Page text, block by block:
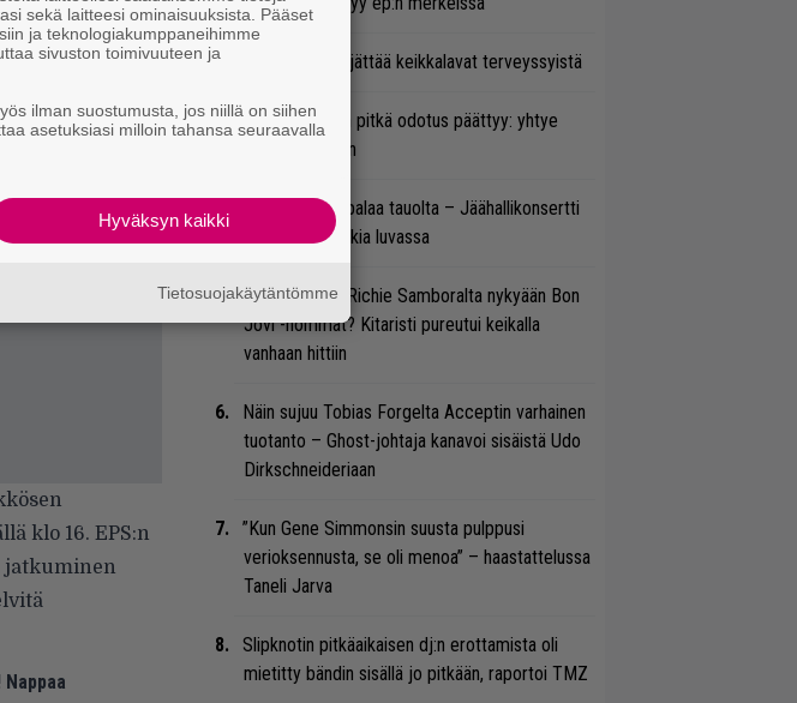
klo 16. EPS:n
jatkuminen
Glenn Hughes jättää keikkalavat terveyssyistä
Weezer-fanien pitkä odotus päättyy: yhtye
tulee Suomeen
Blind Channel palaa tauolta – Jäähallikonsertti
ja uutta musiikkia luvassa
Miten sujuvat Richie Samboralta nykyään Bon
Jovi -hommat? Kitaristi pureutui keikalla
vanhaan hittiin
Näin sujuu Tobias Forgelta Acceptin varhainen
tuotanto – Ghost-johtaja kanavoi sisäistä Udo
Dirkschneideriaan
”Kun Gene Simmonsin suusta pulppusi
verioksennusta, se oli menoa” – haastattelussa
Taneli Jarva
Slipknotin pitkäaikaisen dj:n erottamista oli
mietitty bändin sisällä jo pitkään, raportoi TMZ
sekä laitteesi ominaisuuksista. Pääset
ja teknologiakumppaneihimme
sivuston toimivuuteen ja
ilman suostumusta, jos niillä on siihen
asetuksiasi milloin tahansa seuraavalla
Hyväksyn kaikki
Tietosuojakäytäntömme